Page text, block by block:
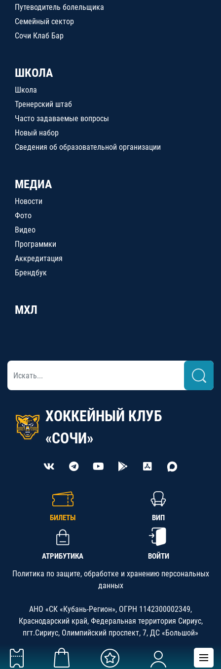
Путеводитель болельщика
Семейный сектор
Сочи Клаб Бар
ШКОЛА
Школа
Тренерский штаб
Часто задаваемые вопросы
Новый набор
Сведения об образовательной организации
МЕДИА
Новости
Фото
Видео
Программки
Аккредитация
Брендбук
МХЛ
ХОККЕЙНЫЙ КЛУБ
«СОЧИ»
БИЛЕТЫ ВИП
АТРИБУТИКА ВОЙТИ
Политика по защите, обработке и хранению персональных
данных
АНО «СК «Кубань-Регион», ОГРН 1142300002349,
Краснодарский край, Федеральная территория Сириус,
пгт.Сириус, Олимпийский проспект, 7, ДС «Большой»